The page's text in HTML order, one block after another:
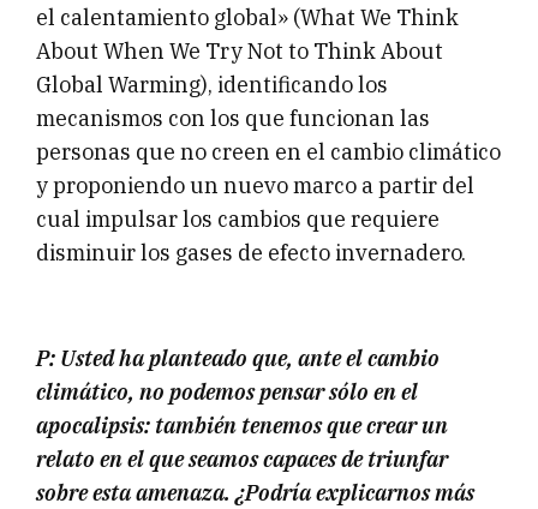
el calentamiento global» (What We Think
About When We Try Not to Think About
Global Warming), identificando los
mecanismos con los que funcionan las
personas que no creen en el cambio climático
y proponiendo un nuevo marco a partir del
cual impulsar los cambios que requiere
disminuir los gases de efecto invernadero.
P: Usted ha planteado que, ante el cambio
climático, no podemos pensar sólo en el
apocalipsis: también tenemos que crear un
relato en el que seamos capaces de triunfar
sobre esta amenaza. ¿Podría explicarnos más